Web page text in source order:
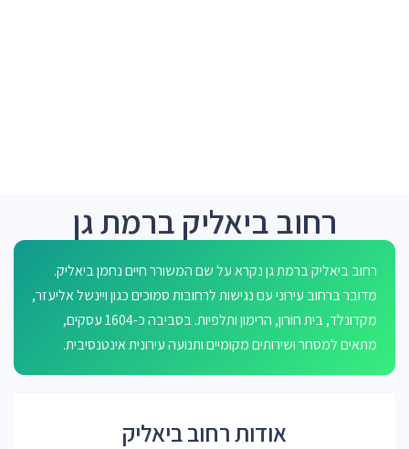
רחוב ביאליק ברמת גן
רחוב ביאליק ברמת גן נקרא על שם המשורר חיים נחמן ביאליק.
מדובר ברחוב עירוני עם נגישות לרחובות סמוכים כגון ויינשל אליעזר,
מקדונלד, בית חורון, הרימון ותלפיות. בסביבה כ-1604 עסקים,
מתאים למסחר ושירותים מקומיים ותנועה עירונית אינטנסיבית.
אודות רחוב ביאליק